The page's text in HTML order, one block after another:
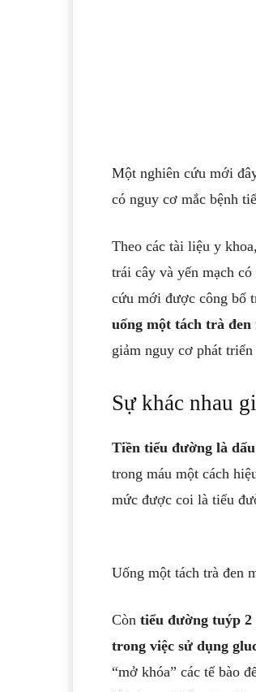
có nguy cơ mắc bệnh
Theo các tài liệu y
trái cây và yến mạch
cứu mới được công bố
uống một tách trà
Sự khác nhau
‏Tiền tiểu đường là
trong máu một cách
mức được coi là tiểu
Uống một tách trà đen
‏Còn tiểu đường tuýp
trong việc sử dụng
“mở khóa” các tế bào